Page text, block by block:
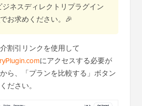
ジネスディレクトリプラグイン
でお求めください。🎉
割引リンクを使用して
にアクセスする必要が
ら、「プランを比較する」ボタン
ださい。